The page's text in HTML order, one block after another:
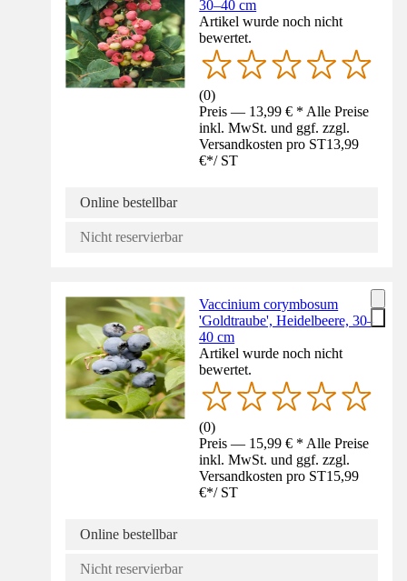
30–40 cm
Artikel wurde noch nicht
bewertet.
(0)
Preis — 13,99 € * Alle Preise
inkl. MwSt. und ggf. zzgl.
Versandkosten pro ST13,99
€*/ ST
Online bestellbar
Nicht reservierbar
Vaccinium corymbosum
'Goldtraube', Heidelbeere, 30–
40 cm
Artikel wurde noch nicht
bewertet.
(0)
Preis — 15,99 € * Alle Preise
inkl. MwSt. und ggf. zzgl.
Versandkosten pro ST15,99
€*/ ST
Online bestellbar
Nicht reservierbar